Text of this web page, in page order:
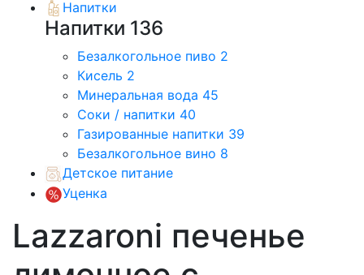
Напитки
Напитки 136
Безалкогольное пиво 2
Кисель 2
Минеральная вода 45
Соки / напитки 40
Газированные напитки 39
Безалкогольное вино 8
Детское питание
Уценка
Lazzaroni печенье